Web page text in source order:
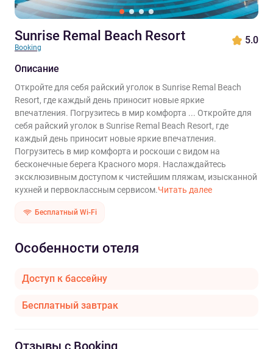
Sunrise Remal Beach Resort
Booking
5.0
Описание
Откройте для себя райский уголок в Sunrise Remal Beach
Resort, где каждый день приносит новые яркие
впечатления. Погрузитесь в мир комфорта ... Откройте для
себя райский уголок в Sunrise Remal Beach Resort, где
каждый день приносит новые яркие впечатления.
Погрузитесь в мир комфорта и роскоши с видом на
бесконечные берега Красного моря. Наслаждайтесь
эксклюзивным доступом к чистейшим пляжам, изысканной
кухней и первоклассным сервисом.Читать далее
Бесплатный Wi-Fi
Особенности отеля
Доступ к бассейну
Бесплатный завтрак
Отзывы с Booking